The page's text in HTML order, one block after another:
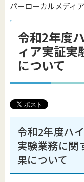
パーローカルメディ
令和2年度
ィア実証実
について
令和2年度ハ
実験業務に関
果について